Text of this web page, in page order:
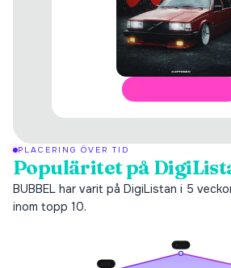
PLACERING ÖVER TID
Populäritet på
BUBBEL har varit på DigiListan i 5
inom topp 10.
# 35
# 20